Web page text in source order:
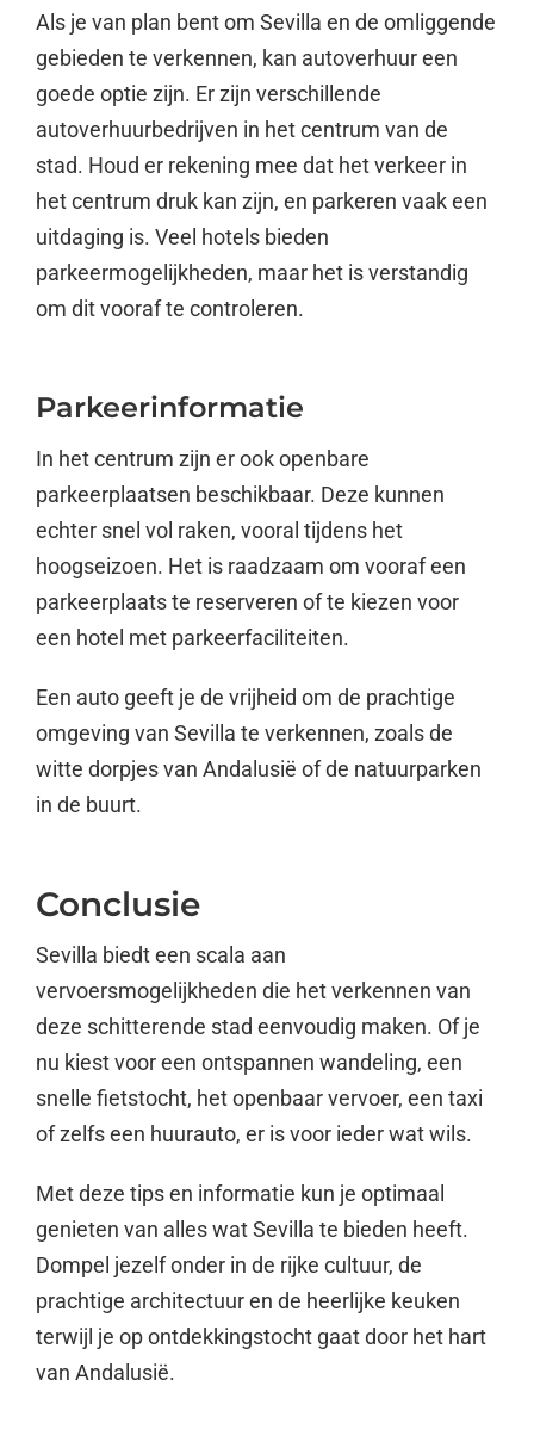
Als je van plan bent om Sevilla en de omliggende
gebieden te verkennen, kan autoverhuur een
goede optie zijn. Er zijn verschillende
autoverhuurbedrijven in het centrum van de
stad. Houd er rekening mee dat het verkeer in
het centrum druk kan zijn, en parkeren vaak een
uitdaging is. Veel hotels bieden
parkeermogelijkheden, maar het is verstandig
om dit vooraf te controleren.
Parkeerinformatie
In het centrum zijn er ook openbare
parkeerplaatsen beschikbaar. Deze kunnen
echter snel vol raken, vooral tijdens het
hoogseizoen. Het is raadzaam om vooraf een
parkeerplaats te reserveren of te kiezen voor
een hotel met parkeerfaciliteiten.
Een auto geeft je de vrijheid om de prachtige
omgeving van Sevilla te verkennen, zoals de
witte dorpjes van Andalusië of de natuurparken
in de buurt.
Conclusie
Sevilla biedt een scala aan
vervoersmogelijkheden die het verkennen van
deze schitterende stad eenvoudig maken. Of je
nu kiest voor een ontspannen wandeling, een
snelle fietstocht, het openbaar vervoer, een taxi
of zelfs een huurauto, er is voor ieder wat wils.
Met deze tips en informatie kun je optimaal
genieten van alles wat Sevilla te bieden heeft.
Dompel jezelf onder in de rijke cultuur, de
prachtige architectuur en de heerlijke keuken
terwijl je op ontdekkingstocht gaat door het hart
van Andalusië.